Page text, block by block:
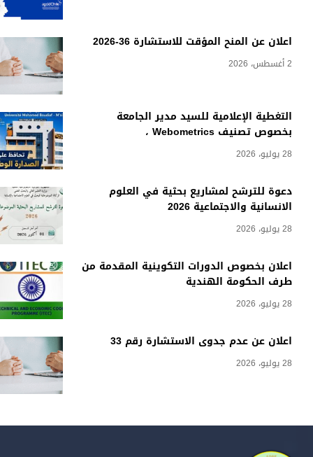
اعلان عن المنح المؤقت للاستشارة 36-2026
2 أغسطس، 2026
التغطية الإعلامية للسيد مدير الجامعة
بخصوص تصنيف Webometrics ،
28 يوليو، 2026
دعوة للترشح لمشاريع بحثية في العلوم
الانسانية والاجتماعية 2026
28 يوليو، 2026
اعلان بخصوص الدورات التكوينية المقدمة من
طرف الحكومة الهندية
28 يوليو، 2026
اعلان عن عدم جدوى الاستشارة رقم 33
28 يوليو، 2026